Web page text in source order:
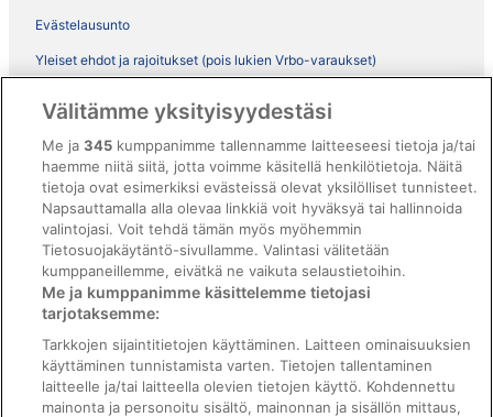
Evästelausunto
Yleiset ehdot ja rajoitukset (pois lukien Vrbo-varaukset)
ebookers BONUS+ -ohjelman ehdot
Oikeudelliset tiedot / ota meihin yhteyttä
Sisältövaatimukset ja ilmoituksen tekeminen sisällöstä
Tuki
Ota yhteyttä
Varauksen muuttaminen tai peruuttaminen
Varaa lento lentoyhtiön hyvityskupongeilla
Välitämme yksityisyydestäsi
Me ja345 kumppanimme tallennamme laitteeseesi tietoja ja/tai
haemme niitä siitä, jotta voimme käsitellä henkilötietoja. Näitä
tietoja ovat esimerkiksi evästeissä olevat yksilölliset tunnisteet.
Napsauttamalla alla olevaa linkkiä voit hyväksyä tai hallinnoida
valintojasi. Voit tehdä tämän myös myöhemmin
Tietosuojakäytäntö-sivullamme. Valintasi välitetään
kumppaneillemme, eivätkä ne vaikuta selaustietoihin.
Me ja kumppanimme käsittelemme tietojasi
tarjotaksemme:
Tarkkojen sijaintitietojen käyttäminen. Laitteen ominaisuuksien
käyttäminen tunnistamista varten. Tietojen tallentaminen
laitteelle ja/tai laitteella olevien tietojen käyttö. Kohdennettu
mainonta ja personoitu sisältö, mainonnan ja sisällön mittaus,